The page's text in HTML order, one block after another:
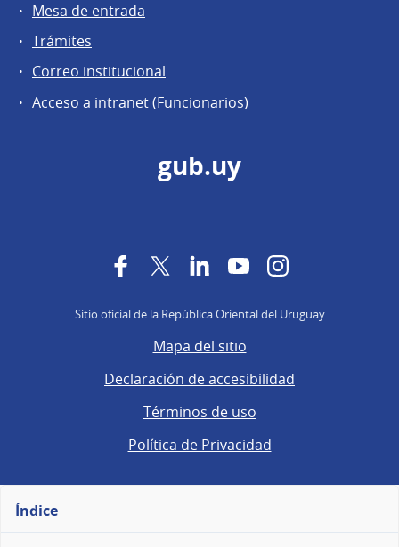
Mesa de entrada
Trámites
Correo institucional
Acceso a intranet (Funcionarios)
gub.uy
FacebookTwitter LinkedInYouTubeInstagram
Sitio oficial de la República Oriental del Uruguay
Mapa del sitio
Declaración de accesibilidad
Términos de uso
Política de Privacidad
Índice